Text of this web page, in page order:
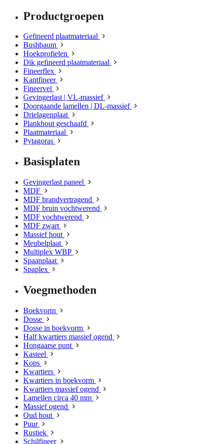
Productgroepen
Gefineerd plaatmateriaal
Bushbaum
Hoekprofielen
Dik gefineerd plaatmateriaal
Fineerflex
Kantfineer
Fineervel
Gevingerlast | VL-massief
Doorgaande lamellen | DL-massief
Drielagenplaat
Plankhout geschaafd
Plaatmateriaal
Pytagoras
Basisplaten
Gevingerlast paneel
MDF
MDF brandvertragend
MDF bruin vochtwerend
MDF vochtwerend
MDF zwart
Massief hout
Meubelplaat
Multiplex WBP
Spaanplaat
Spaplex
Voegmethoden
Boekvorm
Dosse
Dosse in boekvorm
Half kwartiers massief ogend
Hongaarse punt
Kasteel
Kops
Kwartiers
Kwartiers in boekvorm
Kwartiers massief ogend
Lamellen circa 40 mm
Massief ogend
Oud hout
Puur
Rustiek
Schilfineer